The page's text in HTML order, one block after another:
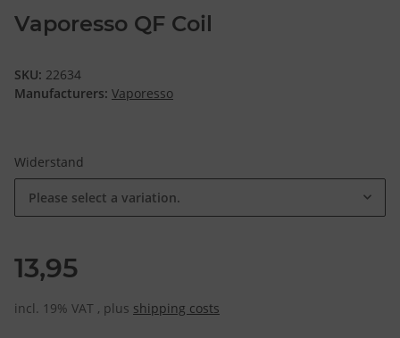
Vaporesso QF Coil
SKU: 22634
Manufacturers: Vaporesso
Widerstand
Please select a variation.
13,95
incl. 19% VAT , plus shipping costs